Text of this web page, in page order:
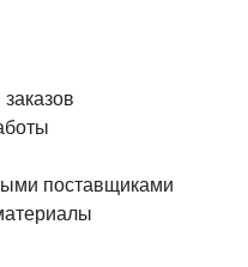
поставщиками